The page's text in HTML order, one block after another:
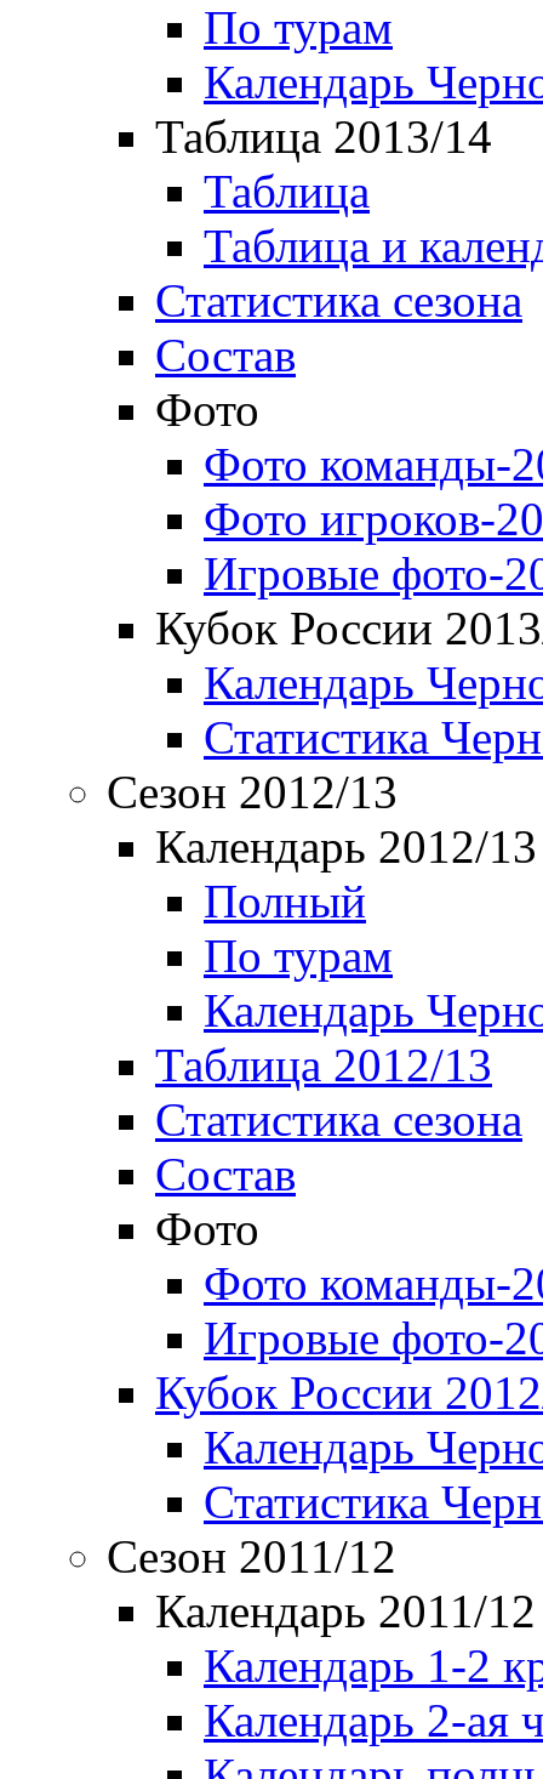
По турам
Календарь
Таблица 2013/14
Таблица
Таблица и
Статистика сезона
Состав
Фото
Фото команды-
Фото игроков-
Игровые фото-
Кубок России
Календарь
Статистика
Сезон 2012/13
Календарь 2012/13
Полный
По турам
Календарь
Таблица 2012/13
Статистика сезона
Состав
Фото
Фото команды-
Игровые фото-
Кубок России
Календарь
Статистика
Сезон 2011/12
Календарь 2011/12
Календарь 1-2
Календарь 2-ая